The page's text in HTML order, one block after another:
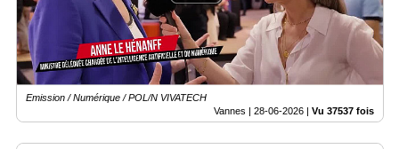
Emission / Numérique / POL/N VIVATECH
Vannes | 28-06-2026 | Vu 37537 fois